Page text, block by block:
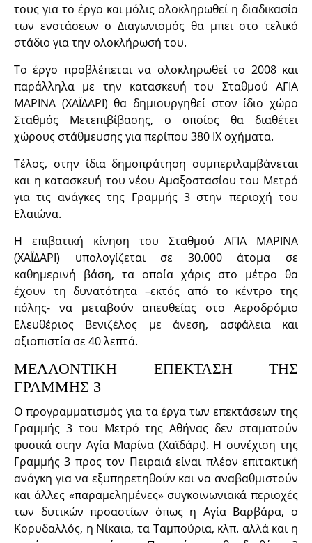
τους για το έργο και μόλις ολοκληρωθεί η διαδικασία
των ενστάσεων ο Διαγωνισμός θα μπει στο τελικό
στάδιο για την ολοκλήρωσή του.
Το έργο προβλέπεται να ολοκληρωθεί το 2008 και
παράλληλα με την κατασκευή του Σταθμού ΑΓΙΑ
ΜΑΡΙΝΑ (ΧΑΪΔΑΡΙ) θα δημιουργηθεί στον ίδιο χώρο
Σταθμός Μετεπιβίβασης, ο οποίος θα διαθέτει
χώρους στάθμευσης για περίπου 380 ΙΧ οχήματα.
Τέλος, στην ίδια δημοπράτηση συμπεριλαμβάνεται
και η κατασκευή του νέου Αμαξοστασίου του Μετρό
για τις ανάγκες της Γραμμής 3 στην περιοχή του
Ελαιώνα.
Η επιβατική κίνηση του Σταθμού ΑΓΙΑ ΜΑΡΙΝΑ
(ΧΑΪΔΑΡΙ) υπολογίζεται σε 30.000 άτομα σε
καθημερινή βάση, τα οποία χάρις στο μέτρο θα
έχουν τη δυνατότητα –εκτός από το κέντρο της
πόλης- να μεταβούν απευθείας στο Αεροδρόμιο
Ελευθέριος Βενιζέλος με άνεση, ασφάλεια και
αξιοπιστία σε 40 λεπτά.
ΜΕΛΛΟΝΤΙΚΗ ΕΠΕΚΤΑΣΗ ΤΗΣ
ΓΡΑΜΜΗΣ 3
Ο προγραμματισμός για τα έργα των επεκτάσεων της
Γραμμής 3 του Μετρό της Αθήνας δεν σταματούν
φυσικά στην Αγία Μαρίνα (Χαϊδάρι). Η συνέχιση της
Γραμμής 3 προς τον Πειραιά είναι πλέον επιτακτική
ανάγκη για να εξυπηρετηθούν και να αναβαθμιστούν
και άλλες «παραμελημένες» συγκοινωνιακά περιοχές
των δυτικών προαστίων όπως η Αγία Βαρβάρα, ο
Κορυδαλλός, η Νίκαια, τα Ταμπούρια, κλπ. αλλά και η